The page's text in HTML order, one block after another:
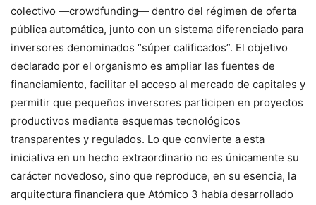
colectivo —crowdfunding— dentro del régimen de oferta
pública automática, junto con un sistema diferenciado para
inversores denominados “súper calificados”. El objetivo
declarado por el organismo es ampliar las fuentes de
financiamiento, facilitar el acceso al mercado de capitales y
permitir que pequeños inversores participen en proyectos
productivos mediante esquemas tecnológicos
transparentes y regulados. Lo que convierte a esta
iniciativa en un hecho extraordinario no es únicamente su
carácter novedoso, sino que reproduce, en su esencia, la
arquitectura financiera que Atómico 3 había desarrollado